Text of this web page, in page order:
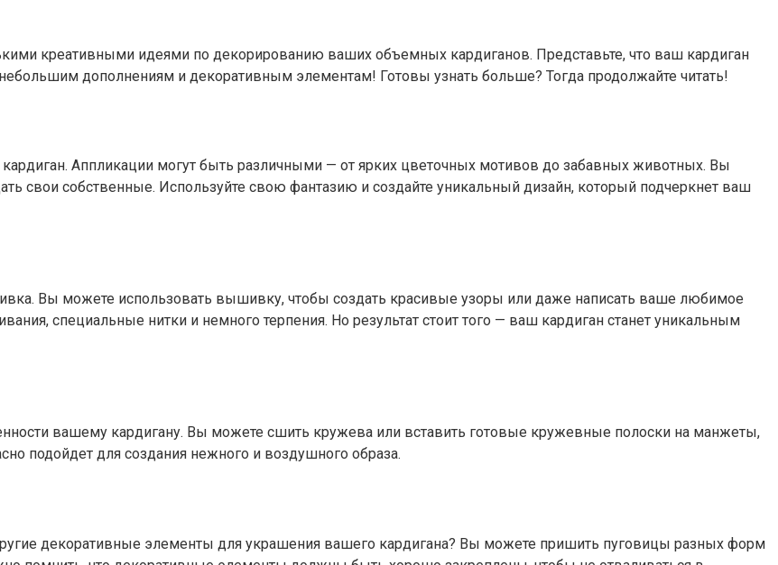
креативными идеями по декорированию ваших объемных кардиганов. Представьте, что ваш кардиган
дополнениям и декоративным элементам! Готовы узнать больше? Тогда продолжайте читать!
Аппликации могут быть различными — от ярких цветочных мотивов до забавных животных. Вы
свои собственные. Используйте свою фантазию и создайте уникальный дизайн, который подчеркнет ваш
Вы можете использовать вышивку, чтобы создать красивые узоры или даже написать ваше любимое
специальные нитки и немного терпения. Но результат стоит того — ваш кардиган станет уникальным
вашему кардигану. Вы можете сшить кружева или вставить готовые кружевные полоски на манжеты,
подойдет для создания нежного и воздушного образа.
декоративные элементы для украшения вашего кардигана? Вы можете пришить пуговицы разных форм